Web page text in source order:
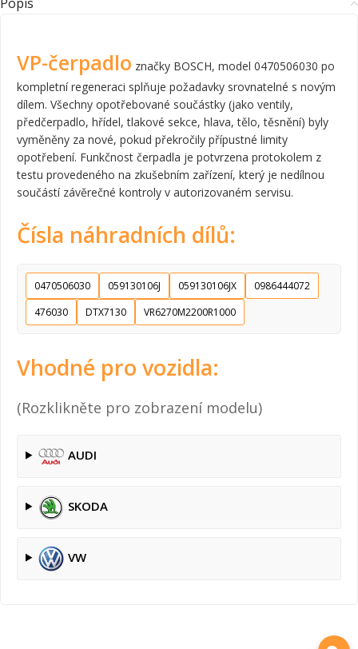
VP-čerpadlo značky BOSCH, model 0470506030 po
kompletní regeneraci splňuje požadavky srovnatelné s novým
dílem. Všechny opotřebované součástky (jako ventily,
předčerpadlo, hřídel, tlakové sekce, hlava, tělo, těsnění) byly
vyměněny za nové, pokud překročily přípustné limity
opotřebení. Funkčnost čerpadla je potvrzena protokolem z
testu provedeného na zkušebním zařízení, který je nedílnou
součástí závěrečné kontroly v autorizovaném servisu.
Čísla náhradních dílů:
0470506030 059130106J 059130106JX
0986444072
476030
DTX7130 VR6270M2200R1000
Vhodné pro vozidla:
(Rozklikněte pro zobrazení modelu)
AUDI
SKODA
VW